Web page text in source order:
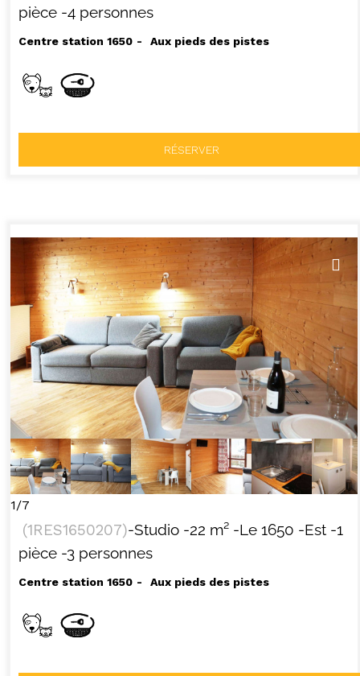
pièce -4 personnes
Centre station 1650 Aux pieds des pistes
RÉSERVER
1/7
(1RES1650207)-Studio -22 m² -Le 1650 -Est -1
pièce -3 personnes
Centre station 1650 Aux pieds des pistes